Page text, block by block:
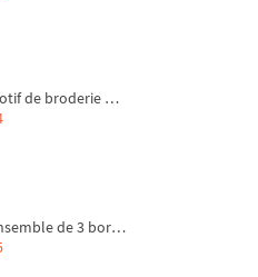
Motif de broderie machine Branche de sapin et carottes - 4 tailles
Ensemble de 3 bordures de Noël pour broderie machine